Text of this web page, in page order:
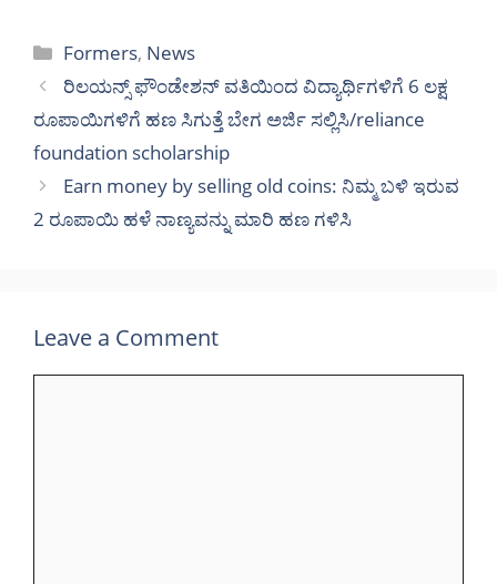
Categories
Formers, News
ರಿಲಯನ್ಸ್ ಫೌಂಡೇಶನ್ ವತಿಯಿಂದ ವಿದ್ಯಾರ್ಥಿಗಳಿಗೆ 6 ಲಕ್ಷ
ರೂಪಾಯಿಗಳಿಗೆ ಹಣ ಸಿಗುತ್ತೆ ಬೇಗ ಅರ್ಜಿ ಸಲ್ಲಿಸಿ/reliance
foundation scholarship
Earn money by selling old coins: ನಿಮ್ಮ ಬಳಿ ಇರುವ
2 ರೂಪಾಯಿ ಹಳೆ ನಾಣ್ಯವನ್ನು ಮಾರಿ ಹಣ ಗಳಿಸಿ
Leave a Comment